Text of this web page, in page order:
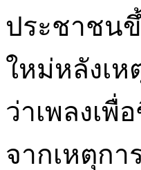
ประชาชน
ใหม่หลังเ
ว่าเพลงเ
จากเหตุก